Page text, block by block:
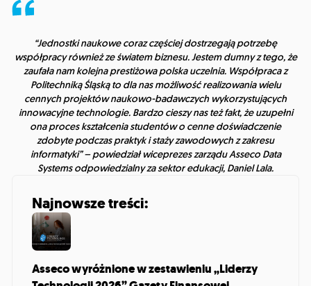
“Jednostki naukowe coraz częściej dostrzegają potrzebę
współpracy również ze światem biznesu. Jestem dumny z tego, że
zaufała nam kolejna prestiżowa polska uczelnia. Współpraca z
Politechniką Śląską to dla nas możliwość realizowania wielu
cennych projektów naukowo-badawczych wykorzystujących
innowacyjne technologie. Bardzo cieszy nas też fakt, że uzupełni
ona proces kształcenia studentów o cenne doświadczenie
zdobyte podczas praktyk i staży zawodowych z zakresu
informatyki”– powiedział wiceprezes zarządu Asseco Data
Systems odpowiedzialny za sektor edukacji, Daniel Lala.
Najnowsze treści:
Asseco wyróżnione w zestawieniu „Liderzy